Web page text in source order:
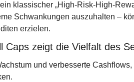
klassischer „High-Risk-High-
Schwankungen auszuhalten –
erzielen.
zeigt die Vielfalt des
und verbesserte Cashflows,